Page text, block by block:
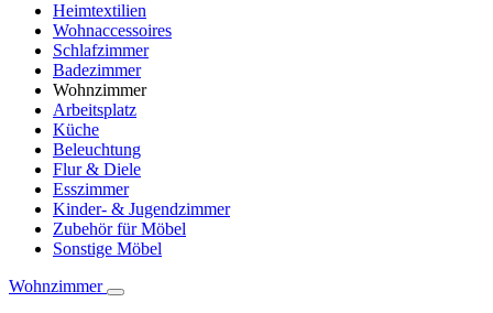
Heimtextilien
Wohnaccessoires
Schlafzimmer
Badezimmer
Wohnzimmer
Arbeitsplatz
Küche
Beleuchtung
Flur & Diele
Esszimmer
Kinder- & Jugendzimmer
Zubehör für Möbel
Sonstige Möbel
Wohnzimmer